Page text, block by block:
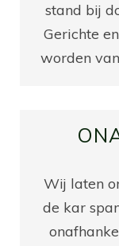
stand bij
Gerichte
worden
Wij laten
de kar